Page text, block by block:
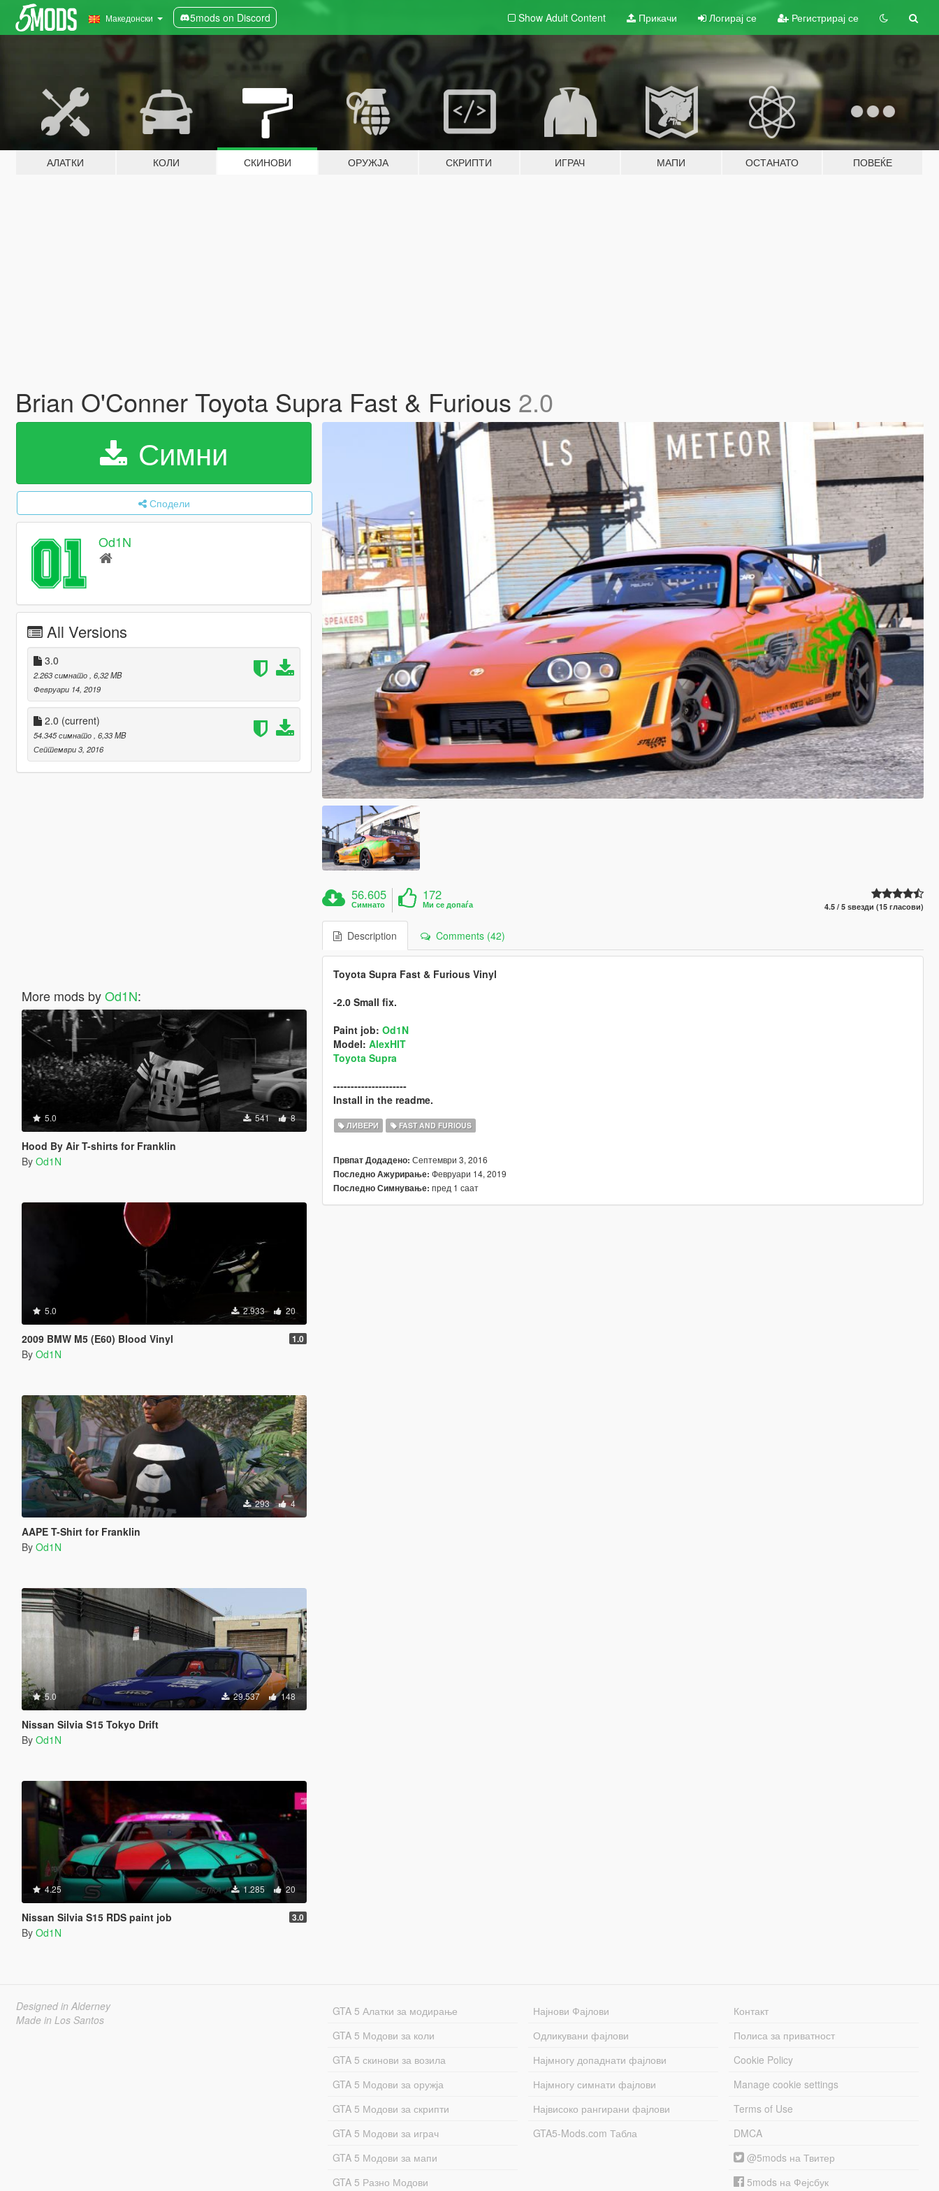
Македонски 5mods on Discord Show Adult Content Прикачи Логирај се Регистрирај се
АЛАТКИ КОЛИ СКИНОВИ ОРУЖЈА СКРИПТИ ИГРАЧ МАПИ ОСТАНАТО ПОВЕЌЕ
Brian O'Conner Toyota Supra Fast & Furious 2.0
Симни
Сподели
Od1N
All Versions
3.0
2.263 симнато , 6,32 MB
Февруари 14, 2019
2.0 (current)
54.345 симнато , 6,33 MB
Септември 3, 2016
More mods byOd1N:
5.0 541 8
Hood By Air T-shirts for Franklin
By Od1N
5.0 2.933 20
2009 BMW M5 (E60) Blood Vinyl 1.0
By Od1N
293 4
AAPE T-Shirt for Franklin
By Od1N
5.0 29.537 148
Nissan Silvia S15 Tokyo Drift
By Od1N
4.25 1.285 20
Nissan Silvia S15 RDS paint job 3.0
By Od1N
56.605
Симнато
172
Ми се допаѓа 4.5 / 5 ѕвезди (15 гласови)
Description Comments (42)
Toyota Supra Fast & Furious Vinyl
-2.0 Small fix.
Paint job: Od1N
Model: AlexHIT
Toyota Supra
---------------------
Install in the readme.
ЛИВЕРИ FAST AND FURIOUS
Првпат Додадено: Септември 3, 2016
Последно Ажурирање: Февруари 14, 2019
Последно Симнување: пред 1 саат
Designed in Alderney
Made in Los Santos
GTA 5 Алатки за модирање
GTA 5 Модови за коли
GTA 5 скинови за возила
GTA 5 Модови за оружја
GTA 5 Модови за скрипти
GTA 5 Модови за играч
GTA 5 Модови за мапи
GTA 5 Разно Модови
Најнови Фајлови
Одликувани фајлови
Најмногу допаднати фајлови
Најмногу симнати фајлови
Највисоко рангирани фајлови
GTA5-Mods.com Табла
Контакт
Полиса за приватност
Cookie Policy
Manage cookie settings
Terms of Use
DMCA
@5mods на Твитер
5mods на Фејсбук